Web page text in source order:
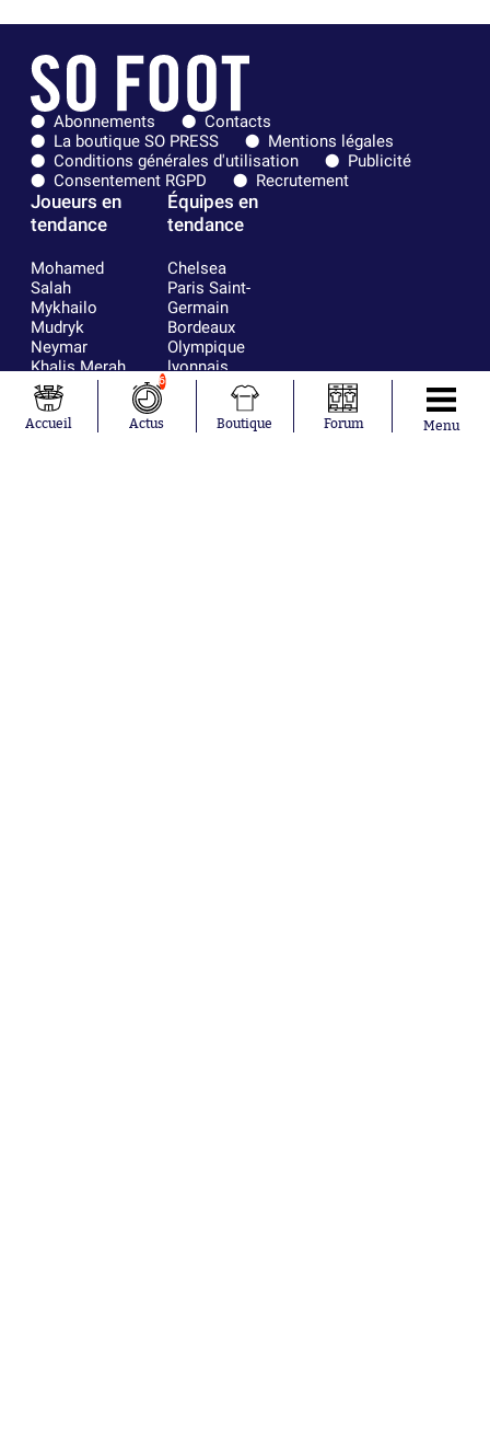
Abonnements
Contacts
La boutique SO PRESS
Mentions légales
Conditions générales d'utilisation
Publicité
Consentement RGPD
Recrutement
Joueurs en
tendance
Mohamed
Salah
Mykhailo
Mudryk
Neymar
Khalis Merah
Loïs Openda
Moussa
Niakhaté
Équipes en
tendance
Chelsea
Paris Saint-
Germain
Bordeaux
Olympique
lyonnais
FIFA
Real Madrid
RC Strasbourg
Accueil
6
Actus Boutique Forum Menu